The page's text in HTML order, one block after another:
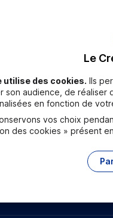
Trouver un
Le
utilise des cookies. Ils
son audience, de
en fonction de
vos choix
des cookies » présent